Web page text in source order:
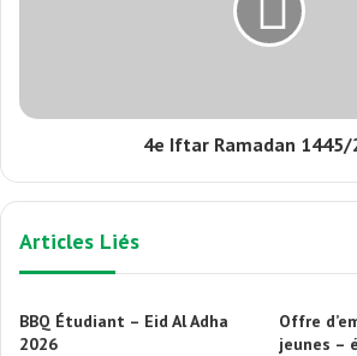
4e Iftar Ramadan 1445/
Articles Liés
BBQ Étudiant – Eid Al Adha
2026
Offre
jeunes –